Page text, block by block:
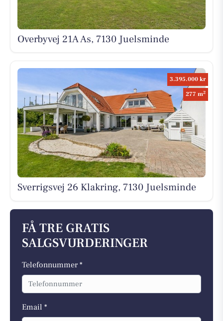
Overbyvej 21A As, 7130 Juelsminde
3.395.000 kr
277 m2
Sverrigsvej 26 Klakring, 7130 Juelsminde
FÅ TRE GRATIS
SALGSVURDERINGER
Telefonnummer *
Email *